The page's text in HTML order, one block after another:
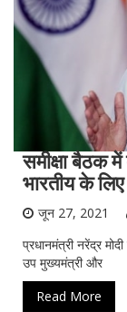
समीक्षा बैठक में
भारतीय के
जून 27, 2021
प्रधानमंत्री नरेंद्र
उप मुख्यमंत्री और
Read More